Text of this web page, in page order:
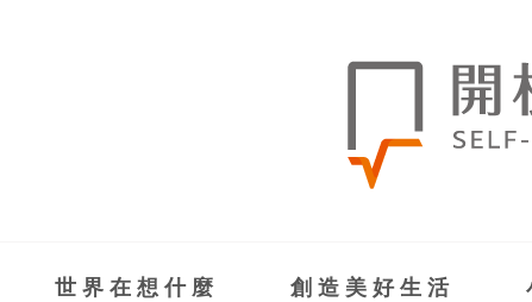
世界在想什麼 創造美好生活